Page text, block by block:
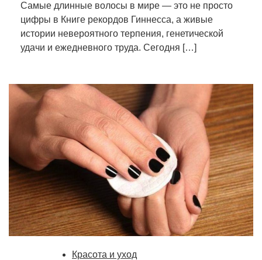
Самые длинные волосы в мире — это не просто
цифры в Книге рекордов Гиннесса, а живые
истории невероятного терпения, генетической
удачи и ежедневного труда. Сегодня […]
Красота и уход